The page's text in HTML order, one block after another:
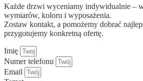
Każde drzwi wyceniamy indywidualnie –
wymiarów, koloru i wyposażenia.
Zostaw kontakt, a pomożemy dobrać
przygotujemy konkretną ofertę.
Imię
Numer telefonu
Email